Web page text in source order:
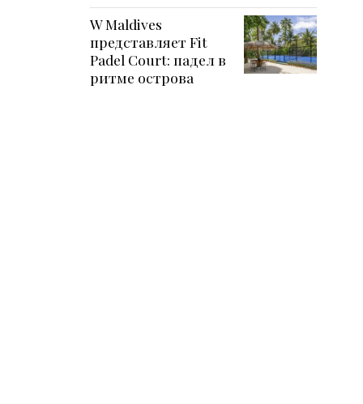
W Maldives
представляет Fit
Padel Court: падел в
ритме острова